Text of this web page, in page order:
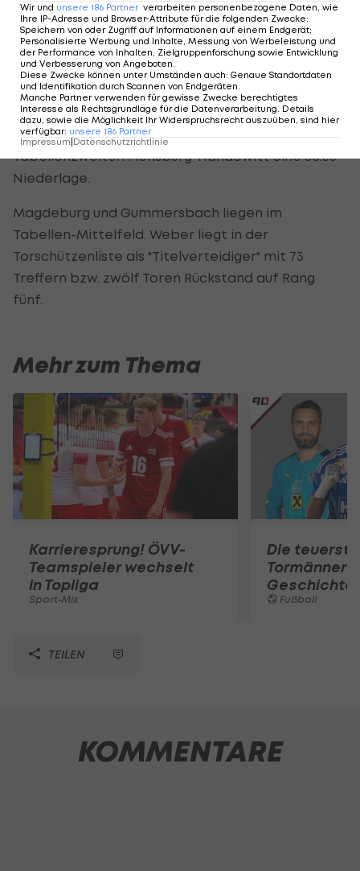
Die beiden Team-Flügel Robert Weber undRaul
Santos erzielten am Wochenende für ihre Clubs in
der deutschen Bundesliga jeweils sechs Treffer.
Während Santos Gummersbach damit zu einem
31:27-Heimsieg gegen Göppingen verhalf,
kassierte Weber mit Magdeburg beim
Tabellenzweiten Flensburg-Handewitt eine 30:33-
Niederlage.
Magdeburg und Gummersbach liegen im
Tabellen-Mittelfeld. Weber liegt in der
Torschützenliste als "Titelverteidiger" mit 73
Treffern bzw. zwölf Toren Rückstand auf Rang
fünf.
Mehr zum Thema
Karrieresprung! ÖVV-
Teamspieler wechselt
in Topliga
Sport-Mix
Die
Tormänner
Geschichte
Fußball
TEILEN
KOMMENTARE
Wir und unsere 186 Partner verarbeiten personenbezogene Daten, wie
Ihre IP-Adresse und Browser-Attribute für die folgenden Zwecke:
Speichern von oder Zugriff auf Informationen auf einem Endgerät;
Personalisierte Werbung und Inhalte, Messung von Werbeleistung und
der Performance von Inhalten, Zielgruppenforschung sowie Entwicklung
und Verbesserung von Angeboten.
Diese Zwecke können unter Umständen auch: Genaue Standortdaten
und Identifikation durch Scannen von Endgeräten.
Manche Partner verwenden für gewisse Zwecke berechtigtes
Interesse als Rechtsgrundlage für die Datenverarbeitung. Details
dazu, sowie die Möglichkeit Ihr Widerspruchsrecht auszuüben, sind hier
verfügbar: unsere 186 Partner
Impressum Datenschutzrichtlinie